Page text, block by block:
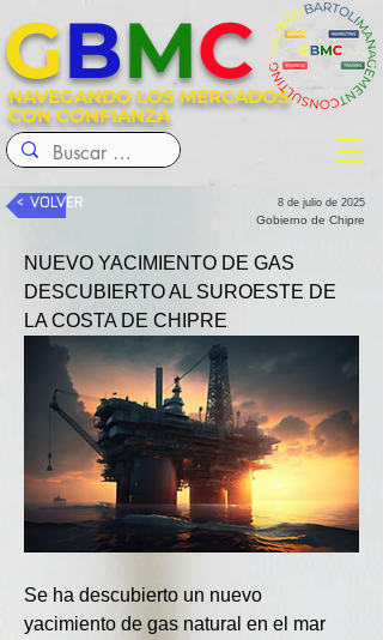
NAVEGANDO LOS MERCADOS
CON CONFIANZA
GBMC
< VOLVER 8 de julio de 2025
Gobierno de Chipre
NUEVO YACIMIENTO DE GAS
DESCUBIERTO AL SUROESTE DE
LA COSTA DE CHIPRE
Se ha descubierto un nuevo
yacimiento de gas natural en el mar